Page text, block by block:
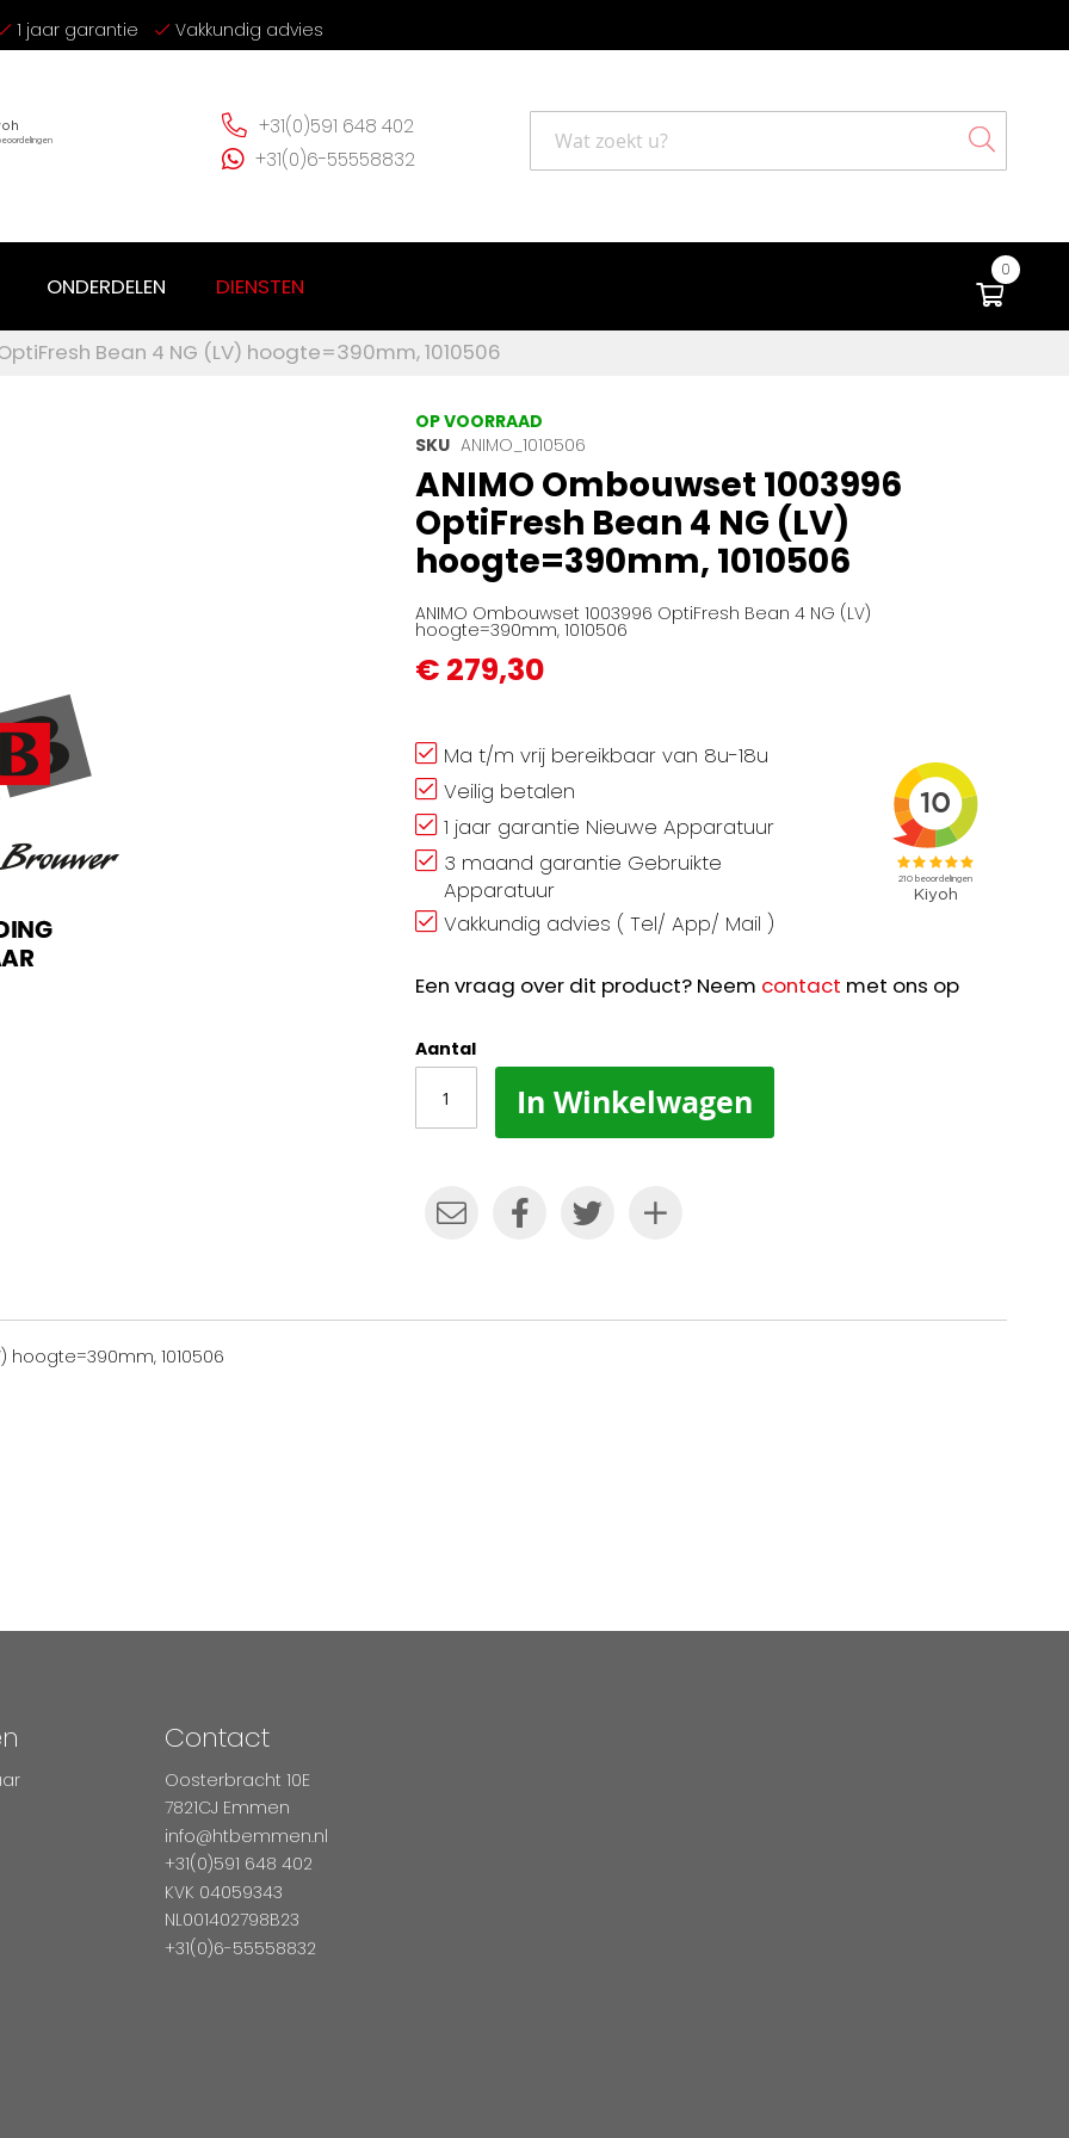
1 jaar garantie Vakkundig advies
+31(0)591 648 402
+31(0)6-55558832
Search
0
ONDERDELEN DIENSTEN
Bean 4 NG (LV) hoogte=390mm, 1010506
OP VOORRAAD
SKU ANIMO_1010506
ANIMO Ombouwset 1003996
OptiFresh Bean 4 NG (LV)
hoogte=390mm, 1010506
ANIMO Ombouwset 1003996 OptiFresh Bean 4 NG (LV)
hoogte=390mm, 1010506
€ 279,30
Ma t/m vrij bereikbaar van 8u-18u
Veilig betalen
1 jaar garantie Nieuwe Apparatuur
3 maand garantie Gebruikte
Apparatuur
Vakkundig advies ( Tel/ App/ Mail )
Een vraag over dit product? Neem contact met ons op
Aantal
In Winkelwagen
hoogte=390mm, 1010506
Contact
Oosterbracht 10E
7821CJ Emmen
info@htbemmen.nl
+31(0)591 648 402
KVK 04059343
NL001402798B23
+31(0)6-55558832